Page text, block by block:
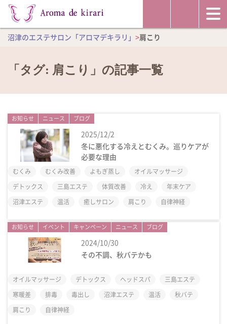
沼津のエステサロン「アロマデキラリ」 >肩こり
「タグ: 肩こり 」の記事一覧
お知らせ ニュース ブログ
2025/12/2
冬に悪化する冷えとむくみ。巡りケアが
必要な理由
むくみ むくみ改善 よもぎ蒸し
オイルマッサージ
デトックス
三島エステ 体質改善 冷え
年末ケア
沼津エステ
温活 癒しサロン 肩こり 自律神経
お知らせ イベント キャンペーン ニュース ブログ
2024/10/30
その不調、秋バテかも
オイルマッサージ デトックス ヘッドスパ
三島エステ
寒暖差
排毒 毒出し 沼津エステ 温活
秋バテ
肩こり
自律神経